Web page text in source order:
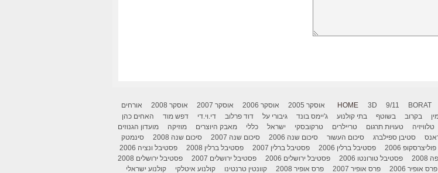
HOME 3D 9/11 BORAT אוסקר 2005 אוסקר 2006 אוסקר 2007 אוסקר 2008
אורחים
בקרוב בשוטף בתי קולנוע ג'יימס בונד גיבורי על דוד פרלוב די.וי.די דפש מוד
האחים כהן
טלוויזיה טעויות תרגום טריילרים טרקובסקי ישראל כללי מאבק היוצרים מוזיקה
מועדון הגנוזים
סטיבן ספילברג סיכום העשור סיכום שנה 2006 סיכום שנה 2007 סיכום שנה 2008
סינמטק
פוליצרסקופ 2006 פסטיבל ברלין 2006 פסטיבל ברלין 2007 פסטיבל ברלין 2008
פסטיבל ונציה 2006
פסטיבל טורונטו 2006 פסטיבל ירושלים 2006 פסטיבל ירושלים 2007
פסטיבל ירושלים 2008
פרס אופיר 2006 פרס אופיר 2007 פרס אופיר 2008 קוונטין טרנטינו קולנוע איטלקי קולנוע ישראלי